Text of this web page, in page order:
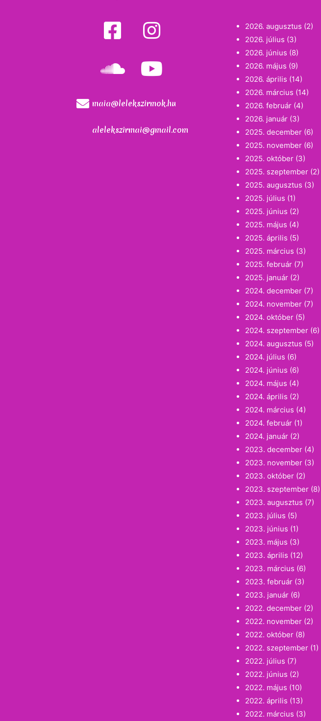
maia@lelekszirmok.hu
alelekszirmai@gmail.com
2026. augusztus (2)
2026. július (3)
2026. június (8)
2026. május (9)
2026. április (14)
2026. március (14)
2026. február (4)
2026. január (3)
2025. december (6)
2025. november (6)
2025. október (3)
2025. szeptember (2)
2025. augusztus (3)
2025. július (1)
2025. június (2)
2025. május (4)
2025. április (5)
2025. március (3)
2025. február (7)
2025. január (2)
2024. december (7)
2024. november (7)
2024. október (5)
2024. szeptember (6)
2024. augusztus (5)
2024. július (6)
2024. június (6)
2024. május (4)
2024. április (2)
2024. március (4)
2024. február (1)
2024. január (2)
2023. december (4)
2023. november (3)
2023. október (2)
2023. szeptember (8)
2023. augusztus (7)
2023. július (5)
2023. június (1)
2023. május (3)
2023. április (12)
2023. március (6)
2023. február (3)
2023. január (6)
2022. december (2)
2022. november (2)
2022. október (8)
2022. szeptember (1)
2022. július (7)
2022. június (2)
2022. május (10)
2022. április (13)
2022. március (3)